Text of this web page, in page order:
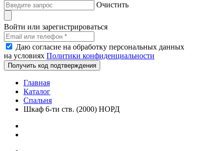
Очистить
Войти или зарегистрироваться
Даю согласие на обработку персональных данных
на условиях Политики конфиденциальности
Получить код подтверждения
Главная
Каталог
Спальня
Шкаф 6-ти ств. (2000) НОРД